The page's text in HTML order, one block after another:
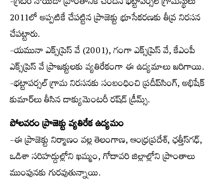
2011లో అప్పటికే చేపట్టిన ప్రాజెక్టు భూసేకరణకు తీవ్ర నిరసన
చేపట్టారు.
-యమునా ఎక్స్‌ప్రెస్ వే (2001), గంగా ఎక్స్‌ప్రెస్ వే, కేఎంపీ
ఎక్స్‌ప్రెస్ వే ప్రాజక్టులకు వ్యతిరేకంగా ఈ ఉద్యమాలు జరిగాయి.
-భట్టాపర్సల్ గ్రామ నిరసనకు సంబంధించి ప్రదీప్‌సింగ్, అభిషేక్
కుమార్‌లు తీసిన డాక్యుమెంటరీ రష్‌డ్ డ్రీమ్స్.
పోలవరం ప్రాజెక్టు వ్యతిరేక ఉద్యమం
-ఈ ప్రాజెక్టు నిర్మాణం వల్ల తెలంగాణ, ఆంధ్రప్రదేశ్, ఛత్తీస్‌గఢ్,
ఒడిశా సరిహద్దుల్లోని ఖమ్మం, గోదావరి జిల్లాల్లోని ప్రాంతాలు
ముంపునకు గురవుతున్నాయి.